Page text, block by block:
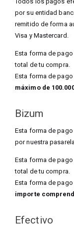
por su entidad
remitido de forma
Visa y Mastercard.
Esta forma de
total de tu compra.
Esta forma de
máximo de
Bizum
Esta forma de
por nuestra
Esta forma de
total de tu compra.
Esta forma de
importe
Efectivo